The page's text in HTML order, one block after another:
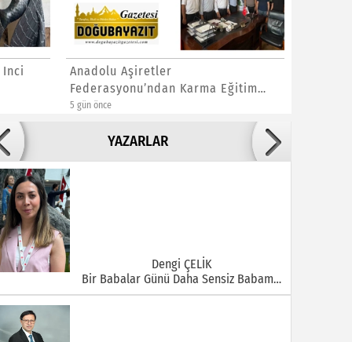
Inci
Anadolu Aşiretler
Federasyonu’ndan Karma Eğitim
Açıklaması
5 gün önce
YAZARLAR
Bu Şehrin Ortasında Çürüyen Bir Yapı Var
Dengi ÇELİK
Bir Babalar Günü Daha Sensiz Babam…